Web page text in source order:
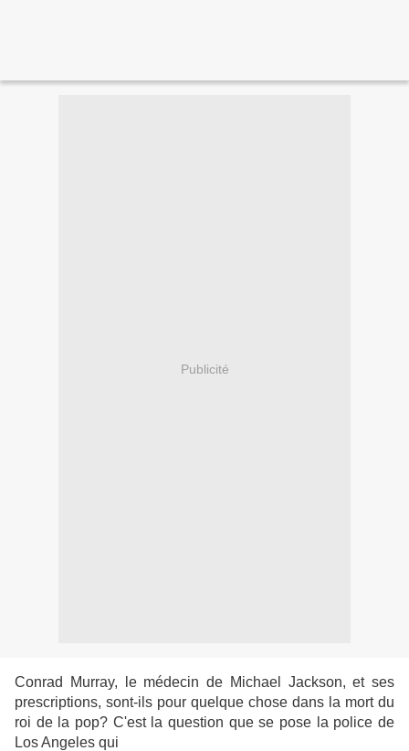
Publicité
Conrad Murray, le médecin de Michael Jackson, et ses
prescriptions, sont-ils pour quelque chose dans la mort du
roi de la pop? C'est la question que se pose la police de
Los Angeles qui